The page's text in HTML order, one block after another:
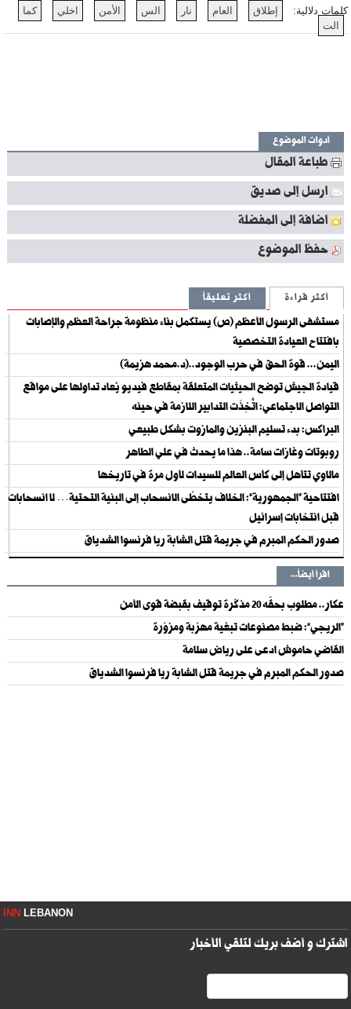
كلمات دلالية: إطلاق العام نار الس الأمن اخلي
كما
الت
أدوات الموضوع
طباعة المقال
ارسل إلى صديق
اضافة إلى المفضلة
حفظ الموضوع
أكثر قراءة أكثر تعليقاً
مستشفى الرسول الأعظم (ص) يستكمل بناء منظومة جراحة العظم والإصابات
بافتتاح العيادة التخصصية
اليمن... قوة الحق في حرب الوجود..(د.محمد هزيمة)
قيادة الجيش توضح الحيثيات المتعلقة بمقاطع فيديو يُعاد تداولها على مواقع
التواصل الاجتماعي: اتُّخِذَت التدابير اللازمة في حينه
البراكس: بدء تسليم البنزين والمازوت بشكل طبيعي
روبوتات وغازات سامة.. هذا ما يحدث في علي الطاهر
مالاوي تتأهل إلى كأس العالم للسيدات لأول مرة في تاريخها
افتتاحية “الجمهورية”: الخلاف يتخطّى الانسحاب إلى البنية التحتية… لا انسحابات
قبل انتخابات إسرائيل
صدور الحكم المبرم في جريمة قتل الشابة ريا فرنسوا الشدياق
اقرأ أيضاً...
عكار.. مطلوب بحقّه 20 مذكّرة توقيف بقبضة قوى الأمن
“الريجي”: ضبط مصنوعات تبغية مهرّبة ومزوّرة
القاضي حاموش ادعى على رياض سلامة
صدور الحكم المبرم في جريمة قتل الشابة ريا فرنسوا الشدياق
INNLEBANON
اشترك و أضف بريك لتلقي الأخبار